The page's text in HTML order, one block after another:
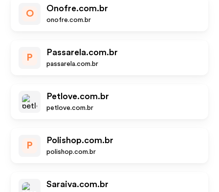
O
Onofre.com.br
onofre.com.br
P
Passarela.com.br
passarela.com.br
Petlove.com.br
petlove.com.br
P
Polishop.com.br
polishop.com.br
Saraiva.com.br